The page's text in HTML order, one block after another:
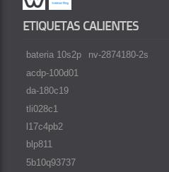
ETIQUETAS CALIENTES
bateria 10s2p
acdp-100d01
da-180c19
tli028c1
l17c4pb2
blp811
5b10q93737
nv-2874180-2s